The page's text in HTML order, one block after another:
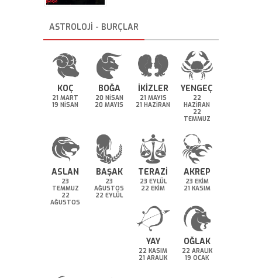
ASTROLOJİ - BURÇLAR
KOÇ
21 MART
19 NİSAN
BOĞA
20 NİSAN
20 MAYIS
İKİZLER
21 MAYIS
21 HAZİRAN
YENGEÇ
22
HAZİRAN
22
TEMMUZ
ASLAN
23
TEMMUZ
22
AĞUSTOS
BAŞAK
23
AĞUSTOS
22 EYLÜL
TERAZİ
23 EYLÜL
22 EKİM
AKREP
23 EKİM
21 KASIM
YAY
22 KASIM
21 ARALIK
OĞLAK
22 ARALIK
19 OCAK